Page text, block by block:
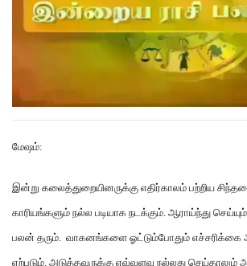
மேஷம்:
இன்று கலைத்துறையினருக்கு எதிர்காலம் பற்றிய
காரியங்களும் நல்ல படியாக நடக்கும். ஆராய்ந்து
பலன் தரும். வாகனங்களை ஓட்டும்போதும் எச்சரிக்கை
ஏற்படும். அடுத்தவருக்கு எவ்வளவு நல்லது செய்தாலும்